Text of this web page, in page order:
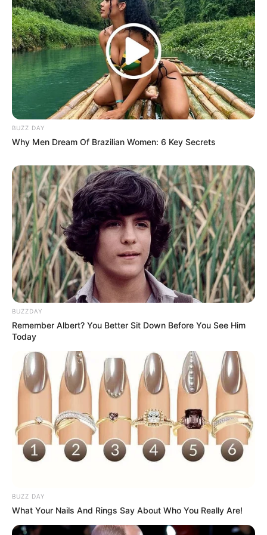
Keluarga
Ayah: –
Ibu: –
Saudara Laki-laki: –
Saudara Perempuan: –
Suami & Pacar
Tidak diketahui
Lewat instagram, ia membagikan foto pernikahan pada November
2019. Namunt tak ada kabar lebih lanjut tentang pernikahannya
tersebut.
Kekayaan
Total kekayaan Olya Abramovich, diperkirakan sebanyak 1 juta-2
juta dollar atau 16 miliar-32 miliar rupiah. Kekayaannya berasal
dari kariernya sebagai model, selebgram dan Bintang OnlyFans.
Kontroversi
–
BUZZ DAY
Why Men Dream Of Brazilian Women: 6 Key Secrets
BUZZDAY
Remember Albert? You Better Sit Down Before You See Him
Today
BUZZ DAY
What Your Nails And Rings Say About Who You Really Are!